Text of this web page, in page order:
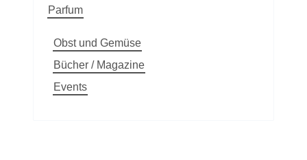
Parfum
Obst und Gemüse
Bücher / Magazine
Events